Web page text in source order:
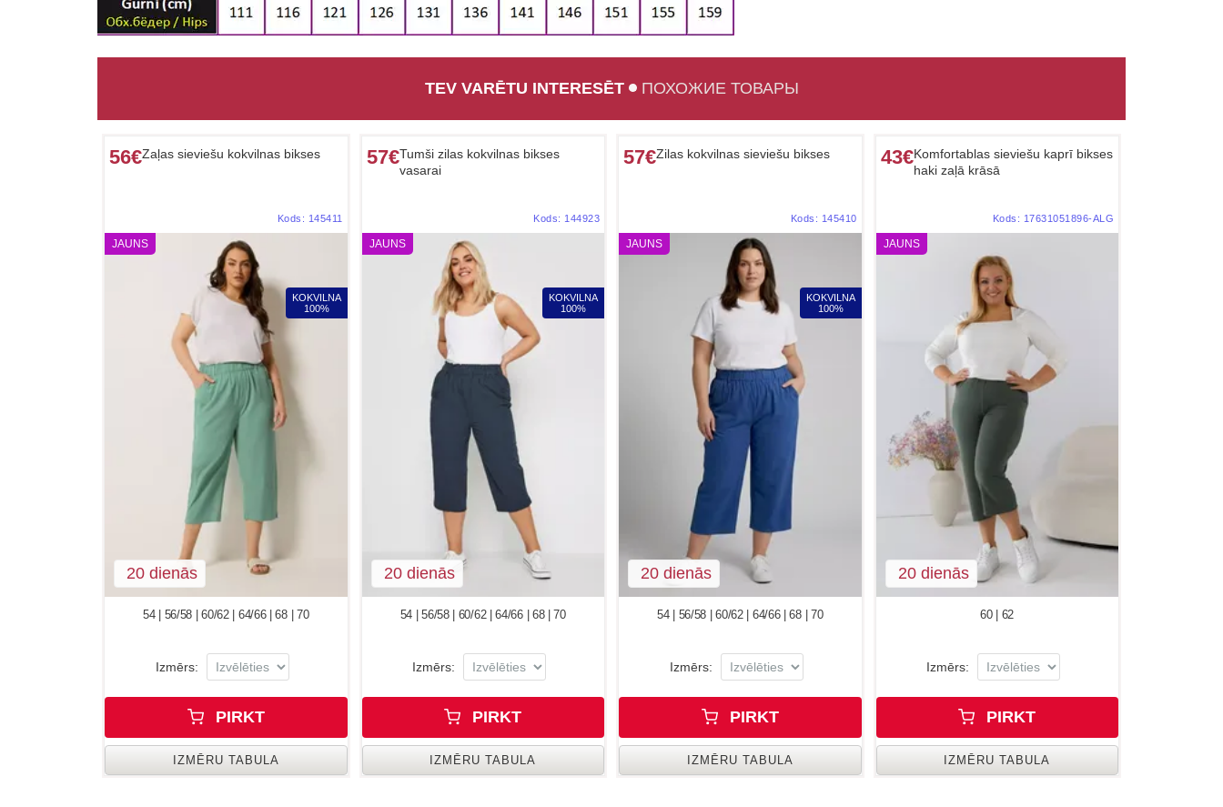
TEV VARĒTU INTERESĒT ПОХОЖИЕ ТОВАРЫ
56€Zaļas sieviešu kokvilnas bikses
Kods: 145411
JAUNS
KOKVILNA
100%
20 dienās
54 | 56/58 | 60/62 | 64/66 | 68 | 70
Izmērs:
PIRKT
IZMĒRU TABULA
57€Tumši zilas kokvilnas bikses
vasarai
Kods: 144923
JAUNS
KOKVILNA
100%
20 dienās
54 | 56/58 | 60/62 | 64/66 | 68 | 70
Izmērs:
PIRKT
IZMĒRU TABULA
57€Zilas kokvilnas sieviešu bikses
Kods: 145410
JAUNS
KOKVILNA
100%
20 dienās
54 | 56/58 | 60/62 | 64/66 | 68 | 70
Izmērs:
PIRKT
IZMĒRU TABULA
43€Komfortablas sieviešu kaprī bikses
haki zaļā krāsā
Kods: 17631051896-ALG
JAUNS
20 dienās
60 | 62
Izmērs:
PIRKT
IZMĒRU TABULA